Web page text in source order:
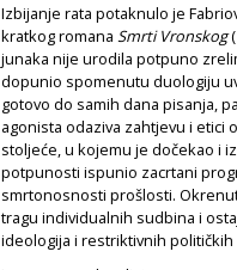
Izbijanje rata potaknulo je
kratkog romana Smrti Vronskog
junaka nije urodila potpuno
dopunio spomenutu duologiju
gotovo do samih dana pisanja,
agonista odaziva zahtjevu i etici
stoljeće, u kojemu je dočekao i
potpunosti ispunio zacrtani
smrtonosnosti prošlosti.
tragu individualnih sudbina i
ideologija i restriktivnih političkih